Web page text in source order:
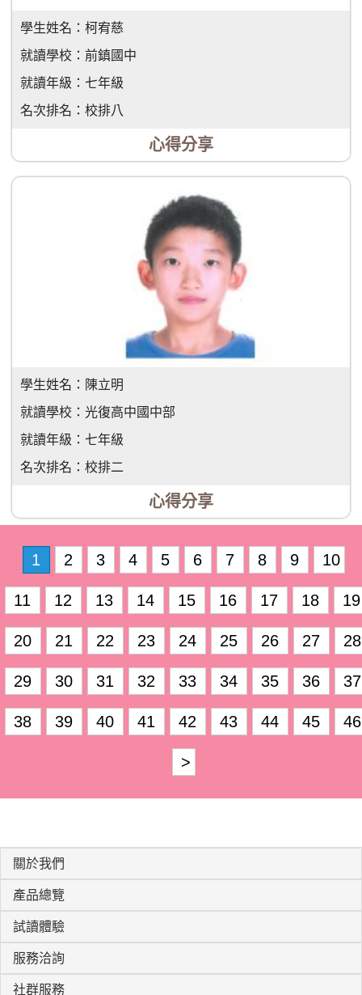
學生姓名： 柯宥慈
就讀學校： 前鎮國中
就讀年級： 七年級
名次排名： 校排八
心得分享
學生姓名： 陳立明
就讀學校： 光復高中國中部
就讀年級： 七年級
名次排名： 校排二
心得分享
1 2 3 4 5 6 7 8 9 10
11 12 13 14 15 16 17 18 19
20 21 22 23 24 25 26 27 28
29 30 31 32 33 34 35 36 37
38 39 40 41 42 43 44 45 46
>
關於我們
產品總覽
試讀體驗
服務洽詢
社群服務